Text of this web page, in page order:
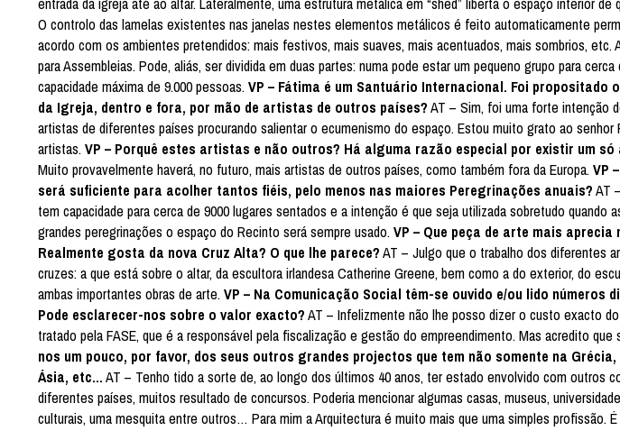
O controlo das lamelas existentes nas janelas nestes elementos metálicos é feito automaticamente
acordo com os ambientes pretendidos: mais festivos, mais suaves, mais acentuados, mais sombrios, etc.
para Assembleias. Pode, aliás, ser dividida em duas partes: numa pode estar um pequeno grupo para
capacidade máxima de 9.000 pessoas.VP – Fátima é um Santuário Internacional. Foi
da Igreja, dentro e fora, por mão de artistas de outros países?AT – Sim, foi uma forte intenção
artistas de diferentes países procurando salientar o ecumenismo do espaço. Estou muito grato ao
artistas.VP – Porquê estes artistas e não outros? Há alguma razão especial por existir um
Muito provavelmente haverá, no futuro, mais artistas de outros países, como também fora da Europa.VP
será suficiente para acolher tantos fiéis, pelo menos nas maiores Peregrinações anuais?AT
tem capacidade para cerca de 9000 lugares sentados e a intenção é que seja utilizada sobretudo quando
grandes peregrinações o espaço do Recinto será sempre usado.VP – Que peça de arte mais
Realmente gosta da nova Cruz Alta? O que lhe parece?AT – Julgo que o trabalho dos diferentes
cruzes: a que está sobre o altar, da escultora irlandesa Catherine Greene, bem como a do exterior, do
ambas importantes obras de arte.VP – Na Comunicação Social têm-se ouvido e/ou lido
Pode esclarecer-nos sobre o valor exacto?AT – Infelizmente não lhe posso dizer o custo exacto
tratado pela FASE, que é a responsável pela fiscalização e gestão do empreendimento. Mas acredito
nos um pouco, por favor, dos seus outros grandes projectos que tem não somente na
Ásia, etc…AT – Tenho tido a sorte de, ao longo dos últimos 40 anos, ter estado envolvido com outros
diferentes países, muitos resultado de concursos. Poderia mencionar algumas casas, museus,
culturais, uma mesquita entre outros… Para mim a Arquitectura é muito mais que uma simples profissão.